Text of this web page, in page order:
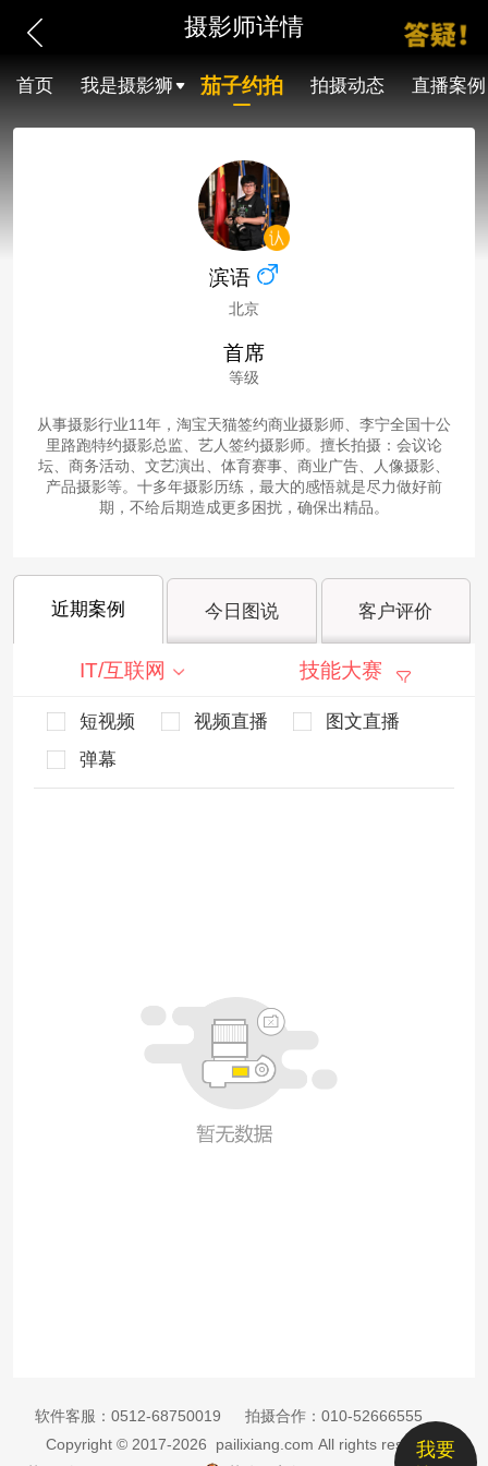
摄影师详情
首页 我是摄影狮 茄子约拍 拍摄动态 直播案例
滨语
北京
首席
等级
从事摄影行业11年，淘宝天猫签约商业摄影师、李宁全国十公
里路跑特约摄影总监、艺人签约摄影师。擅长拍摄：会议论
坛、商务活动、文艺演出、体育赛事、商业广告、人像摄影、
产品摄影等。十多年摄影历练，最大的感悟就是尽力做好前
期，不给后期造成更多困扰，确保出精品。
近期案例 今日图说 客户评价
IT/互联网 技能大赛
短视频 视频直播
图文直播
弹幕
我要
软件客服： 0512-68750019 拍摄合作： 010-52666555
Copyright © 2017-2026 pailixiang.com All rights reserved